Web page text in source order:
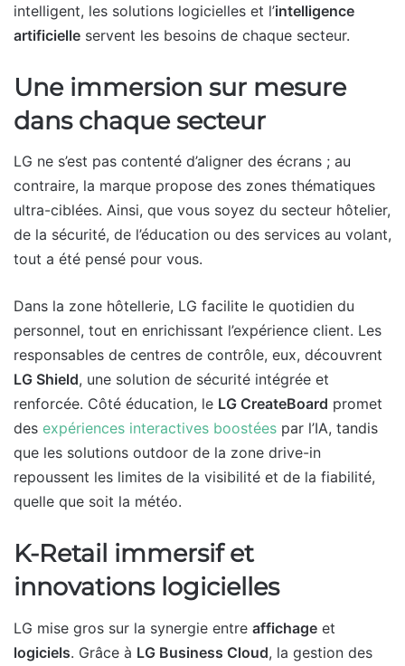
intelligent, les solutions logicielles et l’intelligence
artificielle servent les besoins de chaque secteur.
Une immersion sur mesure
dans chaque secteur
LG ne s’est pas contenté d’aligner des écrans ; au
contraire, la marque propose des zones thématiques
ultra-ciblées. Ainsi, que vous soyez du secteur hôtelier,
de la sécurité, de l’éducation ou des services au volant,
tout a été pensé pour vous.
Dans la zone hôtellerie, LG facilite le quotidien du
personnel, tout en enrichissant l’expérience client. Les
responsables de centres de contrôle, eux, découvrent
LG Shield, une solution de sécurité intégrée et
renforcée. Côté éducation, le LG CreateBoard promet
des expériences interactives boostées par l’IA, tandis
que les solutions outdoor de la zone drive-in
repoussent les limites de la visibilité et de la fiabilité,
quelle que soit la météo.
K-Retail immersif et
innovations logicielles
LG mise gros sur la synergie entre affichage et
logiciels. Grâce à LG Business Cloud, la gestion des